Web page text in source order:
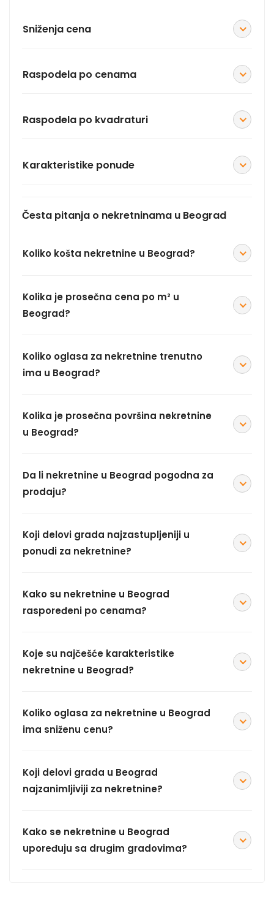
Sniženja cena
Raspodela po cenama
Raspodela po kvadraturi
Karakteristike ponude
Česta pitanja o nekretninama u Beograd
Koliko košta nekretnine u Beograd?
Kolika je prosečna cena po m² u
Beograd?
Koliko oglasa za nekretnine trenutno
ima u Beograd?
Kolika je prosečna površina nekretnine
u Beograd?
Da li nekretnine u Beograd pogodna za
prodaju?
Koji delovi grada najzastupljeniji u
ponudi za nekretnine?
Kako su nekretnine u Beograd
raspoređeni po cenama?
Koje su najčešće karakteristike
nekretnine u Beograd?
Koliko oglasa za nekretnine u Beograd
ima sniženu cenu?
Koji delovi grada u Beograd
najzanimljiviji za nekretnine?
Kako se nekretnine u Beograd
upoređuju sa drugim gradovima?